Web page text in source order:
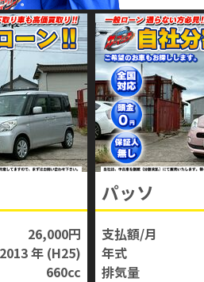
26,000円
2013 年 (H25)
660cc
パッソ
支払額/月
年式
排気量